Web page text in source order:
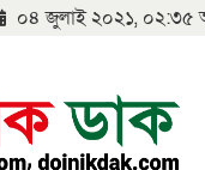
০৪ জুলাই ২০২১, ০২:৩৫